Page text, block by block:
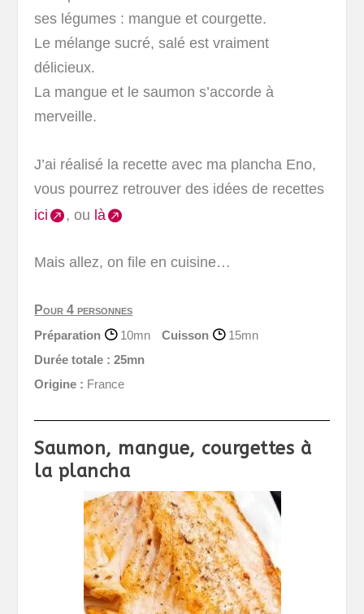
ses légumes : mangue et courgette.
Le mélange sucré, salé est vraiment
délicieux.
La mangue et le saumon s’accorde à
merveille.
J’ai réalisé la recette avec ma plancha Eno,
vous pourrez retrouver des idées de recettes
ici
, ou là
Mais allez, on file en cuisine…
Pour 4 personnes
Préparation
10mn Cuisson
15mn
Durée totale : 25mn
Origine : France
Saumon, mangue, courgettes à
la plancha